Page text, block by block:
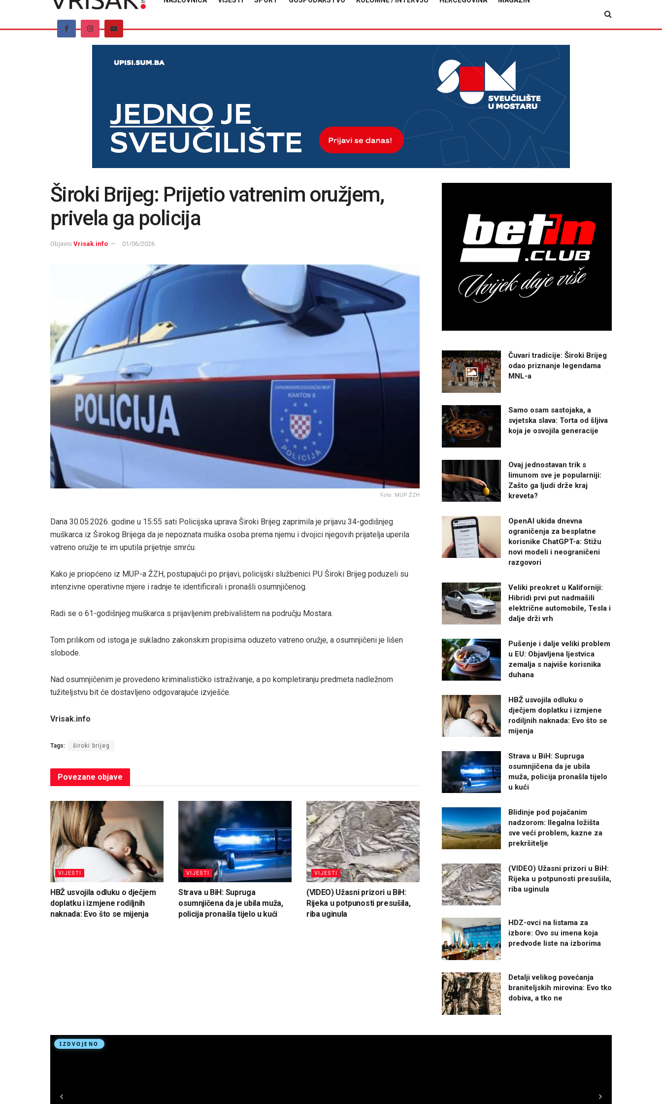
Široki Brijeg: Prijetio vatrenim oružjem,
privela ga policija
Objavio Vrisak.info 01/06/2026
Foto: MUP ŽZH
Dana 30.05.2026. godine u 15:55 sati Policijska uprava Široki Brijeg zaprimila je prijavu 34-godišnjeg
muškarca iz Širokog Brijega da je nepoznata muška osoba prema njemu i dvojici njegovih prijatelja uperila
vatreno oružje te im uputila prijetnje smrću.
Kako je priopćeno iz MUP-a ŽZH, postupajući po prijavi, policijski službenici PU Široki Brijeg poduzeli su
intenzivne operativne mjere i radnje te identificirali i pronašli osumnjičenog.
Radi se o 61-godišnjeg muškarca s prijavljenim prebivalištem na području Mostara.
Tom prilikom od istoga je sukladno zakonskim propisima oduzeto vatreno oružje, a osumnjičeni je lišen
slobode.
Nad osumnjičenim je provedeno kriminalističko istraživanje, a po kompletiranju predmeta nadležnom
tužiteljstvu bit će dostavljeno odgovarajuće izvješće.
Vrisak.info
Tags: široki brijeg
Povezane objave
VIJESTI
HBŽ usvojila odluku o dječjem
doplatku i izmjene rodiljnih
naknada: Evo što se mijenja
VIJESTI
Strava u BiH: Supruga
osumnjičena da je ubila muža,
policija pronašla tijelo u kući
VIJESTI
(VIDEO) Užasni prizori u BiH:
Rijeka u potpunosti presušila,
riba uginula
Čuvari tradicije: Široki Brijeg
odao priznanje legendama
MNL-a
Samo osam sastojaka, a
svjetska slava: Torta od šljiva
koja je osvojila generacije
Ovaj jednostavan trik s
limunom sve je popularniji:
Zašto ga ljudi drže kraj
kreveta?
OpenAI ukida dnevna
ograničenja za besplatne
korisnike ChatGPT-a: Stižu
novi modeli i neograničeni
razgovori
Veliki preokret u Kaliforniji:
Hibridi prvi put nadmašili
električne automobile, Tesla i
dalje drži vrh
Pušenje i dalje veliki problem
u EU: Objavljena ljestvica
zemalja s najviše korisnika
duhana
HBŽ usvojila odluku o
dječjem doplatku i izmjene
rodiljnih naknada: Evo što se
mijenja
Strava u BiH: Supruga
osumnjičena da je ubila
muža, policija pronašla tijelo
u kući
Blidinje pod pojačanim
nadzorom: Ilegalna ložišta
sve veći problem, kazne za
prekršitelje
(VIDEO) Užasni prizori u BiH:
Rijeka u potpunosti presušila,
riba uginula
HDZ-ovci na listama za
izbore: Ovo su imena koja
predvode liste na izborima
Detalji velikog povećanja
braniteljskih mirovina: Evo tko
dobiva, a tko ne